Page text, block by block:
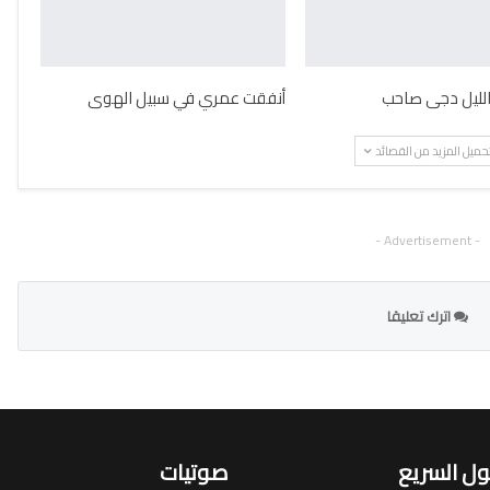
الليل دجى صاحب أنفقت عمري في سبيل الهوى
المزيد من القصائد
- Advertisement -
اترك تعليقا
السريع صوتيات